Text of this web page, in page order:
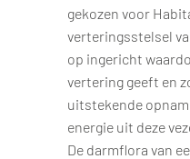
gekozen voor
verteringsstelsel
op ingericht
vertering geeft en
uitstekende
energie uit deze
De darmflora van